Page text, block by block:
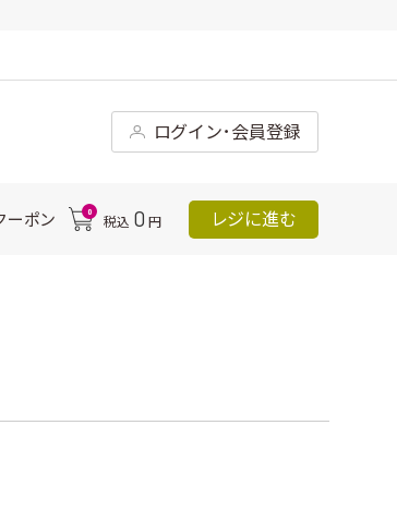
ログイン･会員登録
ーポン 0
税込 0 円 レジに進む